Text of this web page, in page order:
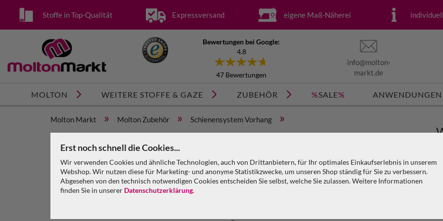
Erst noch schnell die Cookies...
Wir verwenden Cookies und ähnliche Technologien, auch von Drittanbietern, für Ihr optimales Einkaufserlebnis in unserem
Webshop. Wir nutzen diese für Marketing- und anonyme Statistikzwecke, um unseren Shop ständig für Sie zu verbessern.
Abgesehen von den technisch notwendigen Cookies entscheiden Sie selbst, welche Sie zulassen. Weitere Informationen
finden Sie in unserer Datenschutzerklärung.
Stoffe in Top-Qualität Expressversand eigene Maß-Näherei
Bewertungen bei Google:
4.8
47 Bewertungen
info@molton-
markt.de
MOLTON WEITERE STOFFE & GAZE ZUBEHÖR %SALE% ANWENDUNGEN
Molton Markt » Molton Zubehör » Schienensystem Vorhang »